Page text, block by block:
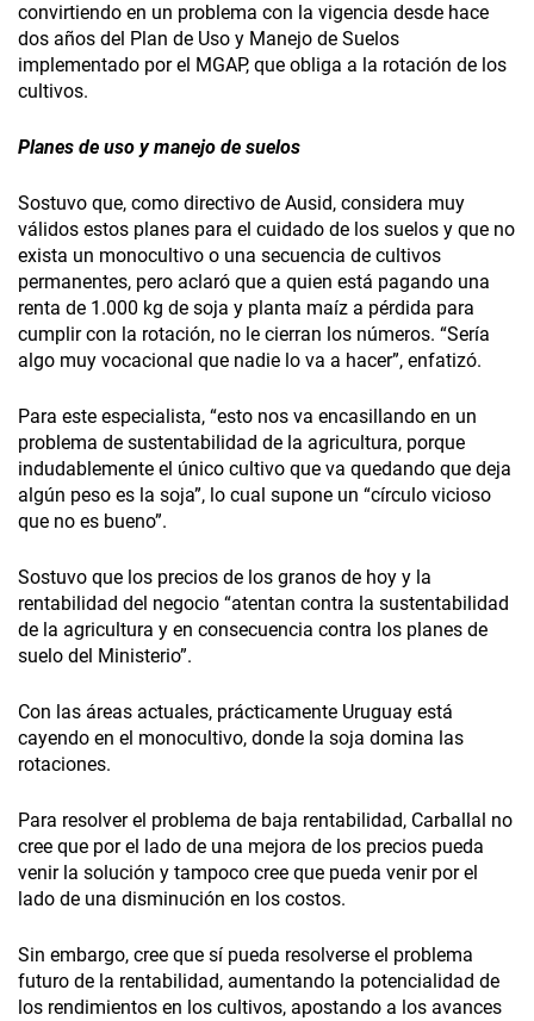
convirtiendo en un problema con la vigencia desde hace
dos años del Plan de Uso y Manejo de Suelos
implementado por el MGAP, que obliga a la rotación de los
cultivos.
Planes de uso y manejo de suelos
Sostuvo que, como directivo de Ausid, considera muy
válidos estos planes para el cuidado de los suelos y que no
exista un monocultivo o una secuencia de cultivos
permanentes, pero aclaró que a quien está pagando una
renta de 1.000 kg de soja y planta maíz a pérdida para
cumplir con la rotación, no le cierran los números. “Sería
algo muy vocacional que nadie lo va a hacer”, enfatizó.
Para este especialista, “esto nos va encasillando en un
problema de sustentabilidad de la agricultura, porque
indudablemente el único cultivo que va quedando que deja
algún peso es la soja”, lo cual supone un “círculo vicioso
que no es bueno”.
Sostuvo que los precios de los granos de hoy y la
rentabilidad del negocio “atentan contra la sustentabilidad
de la agricultura y en consecuencia contra los planes de
suelo del Ministerio”.
Con las áreas actuales, prácticamente Uruguay está
cayendo en el monocultivo, donde la soja domina las
rotaciones.
Para resolver el problema de baja rentabilidad, Carballal no
cree que por el lado de una mejora de los precios pueda
venir la solución y tampoco cree que pueda venir por el
lado de una disminución en los costos.
Sin embargo, cree que sí pueda resolverse el problema
futuro de la rentabilidad, aumentando la potencialidad de
los rendimientos en los cultivos, apostando a los avances